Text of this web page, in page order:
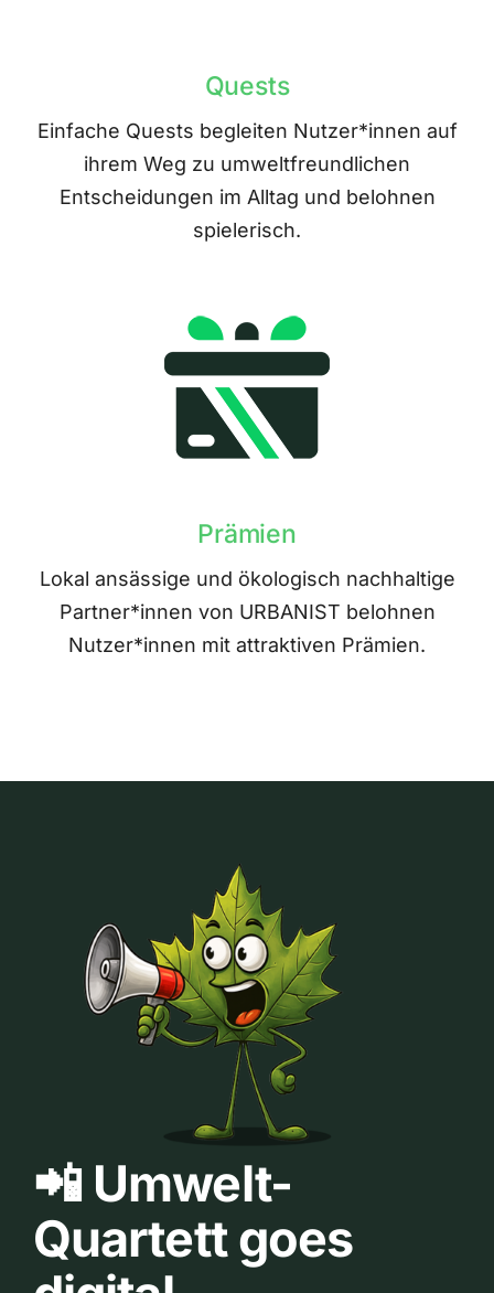
Quests
Einfache Quests begleiten Nutzer*innen auf
ihrem Weg zu umweltfreundlichen
Entscheidungen im Alltag und belohnen
spielerisch.
Prämien
Lokal ansässige und ökologisch nachhaltige
Partner*innen von URBANIST belohnen
Nutzer*innen mit attraktiven Prämien.
📲 Umwelt-
Quartett goes